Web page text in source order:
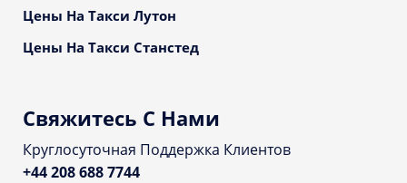
Цены На Такси Лутон
Цены На Такси Станстед
Свяжитесь С Нами
Круглосуточная Поддержка Клиентов
+44 208 688 7744